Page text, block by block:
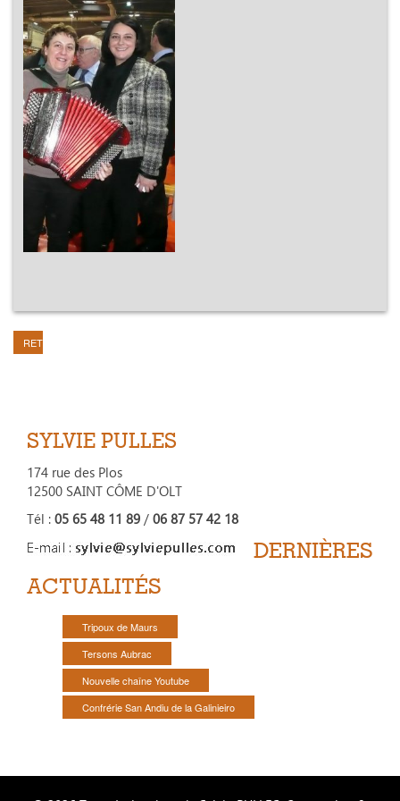
RETOUR
SYLVIE PULLES
174 rue des Plos
12500 SAINT CÔME D'OLT
Tél : 05 65 48 11 89 / 06 87 57 42 18
DERNIÈRES
ACTUALITÉS
Tripoux de Maurs
Tersons Aubrac
Nouvelle chaîne Youtube
Confrérie San Andiu de la Galinieiro